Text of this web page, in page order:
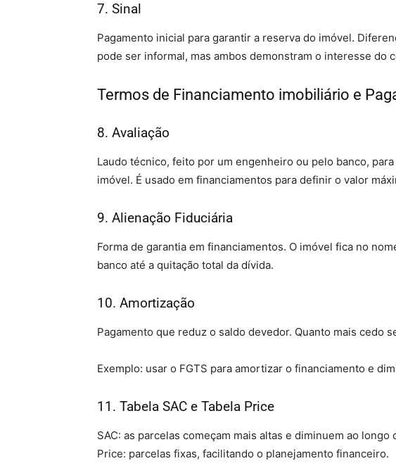
7. Sinal
Pagamento inicial para garantir a reserva do imóvel.
pode ser informal, mas ambos demonstram o interesse do
Termos de Financiamento imobiliário e
8. Avaliação
Laudo técnico, feito por um engenheiro ou pelo banco,
imóvel. É usado em financiamentos para definir o valor
9. Alienação Fiduciária
Forma de garantia em financiamentos. O imóvel fica no
banco até a quitação total da dívida.
10. Amortização
Pagamento que reduz o saldo devedor. Quanto mais cedo
Exemplo: usar o FGTS para amortizar o financiamento e
11. Tabela SAC e Tabela Price
SAC: as parcelas começam mais altas e diminuem ao longo
Price: parcelas fixas, facilitando o planejamento financeiro.